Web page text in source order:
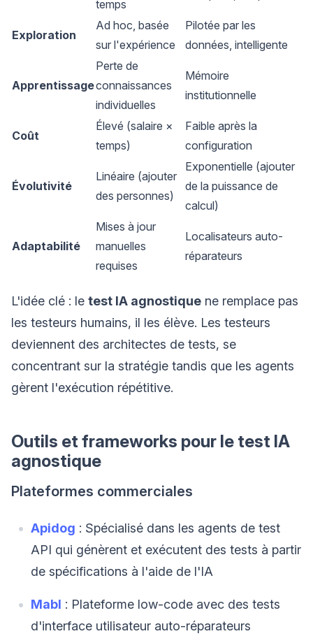
temps
Exploration
Ad hoc, basée
sur l'expérience
Pilotée par les
données, intelligente
Apprentissage
Perte de
connaissances
individuelles
Mémoire
institutionnelle
Coût
Élevé (salaire ×
temps)
Faible après la
configuration
Évolutivité
Linéaire (ajouter
des personnes)
Exponentielle (ajouter
de la puissance de
calcul)
Adaptabilité
Mises à jour
manuelles
requises
Localisateurs auto-
réparateurs
L'idée clé : le test IA agnostique ne remplace pas
les testeurs humains, il les élève. Les testeurs
deviennent des architectes de tests, se
concentrant sur la stratégie tandis que les agents
gèrent l'exécution répétitive.
Outils et frameworks pour le test IA
agnostique
Plateformes commerciales
Apidog : Spécialisé dans les agents de test
API qui génèrent et exécutent des tests à partir
de spécifications à l'aide de l'IA
Mabl : Plateforme low-code avec des tests
d'interface utilisateur auto-réparateurs